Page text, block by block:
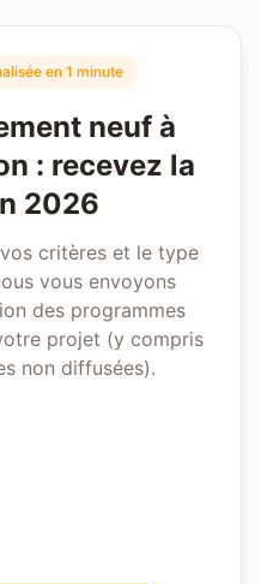
en 1 minute
neuf à
: recevez la
2026
critères et le type
vous envoyons
des programmes
projet (y compris
non diffusées).